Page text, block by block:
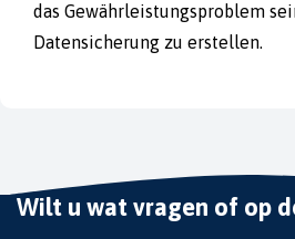
das Gewährleistungsproblem
Datensicherung zu erstellen.
Wilt u wat vragen of op